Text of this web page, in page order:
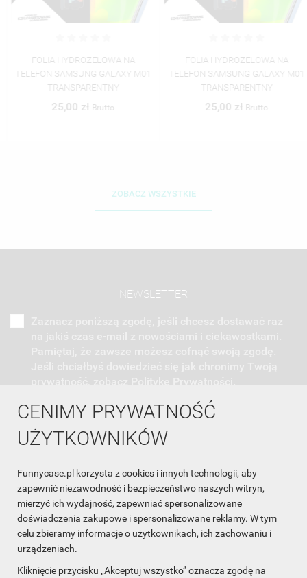
CENIMY PRYWATNOŚĆ
UŻYTKOWNIKÓW
Funnycase.pl korzysta z cookies i innych technologii, aby
zapewnić niezawodność i bezpieczeństwo naszych witryn,
mierzyć ich wydajność, zapewniać spersonalizowane
doświadczenia zakupowe i spersonalizowane reklamy. W tym
celu zbieramy informacje o użytkownikach, ich zachowaniu i
urządzeniach.
Kliknięcie przycisku „Akceptuj wszystko” oznacza zgodę na
FOLIA HYDROŻELOWA NA
TELEFON SAMSUNG GALAXY M01
TRANSPARENTNY
25,00 złBrutto
FOLIA HYDROŻELOWA NA
TELEFON SAMSUNG GALAXY M01
TRANSPARENTNY
25,00 złBrutto
ZOBACZ WSZYSTKIE
NEWSLETTER
INFORMACJA O SKLEPIE
INFORMACJE
OBSŁUGA KLIENTA
WSPÓŁPRACA